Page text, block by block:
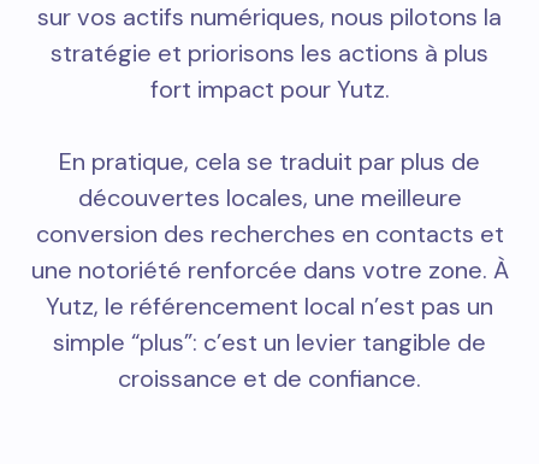
sur vos actifs numériques, nous pilotons la
stratégie et priorisons les actions à plus
fort impact pour Yutz.
En pratique, cela se traduit par plus de
découvertes locales, une meilleure
conversion des recherches en contacts et
une notoriété renforcée dans votre zone. À
Yutz, le référencement local n’est pas un
simple “plus”: c’est un levier tangible de
croissance et de confiance.